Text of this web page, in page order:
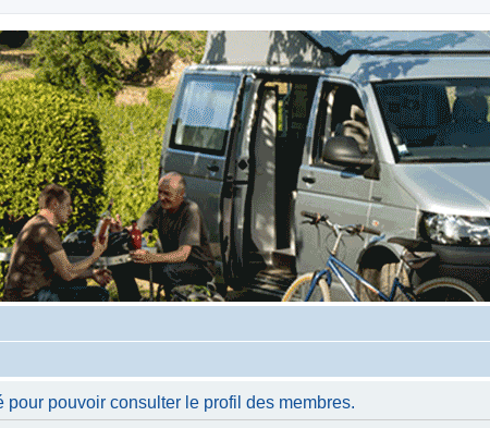
pouvoir consulter le profil des membres.